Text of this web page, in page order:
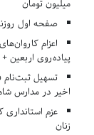
میلیون تومان
صفحه اول روزنامه‌های
اعزام
پیاده‌روی
تسهیل
اخیر در مدارس
عزم
زنان